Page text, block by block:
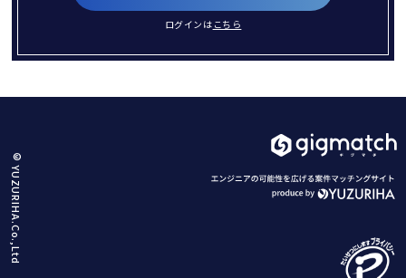
ログインは こちら
© YUZURIHA.Co.,Ltd